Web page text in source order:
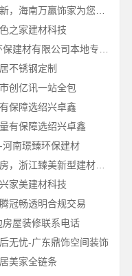
之家建材科技
不锈钢定制
创亿讯一站全包
保障选绍兴卓鑫
有保障选绍兴卓鑫
南璟臻环保建材
直营住宅装修设计施工婚房，浙江臻美新型建材有限公司打造爱巢
家美建材科技
冠畅透明合规交易
屋装修联系电话
无忧-广东鼎饰空间装饰
美家全链条